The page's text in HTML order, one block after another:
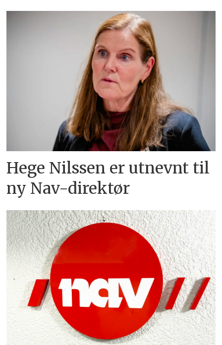
Hege Nilssen er utnevnt til
ny Nav-direktør